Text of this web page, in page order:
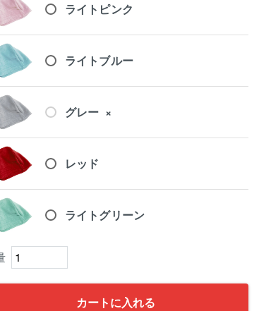
ライトピンク
ライトブルー
グレー ×
レッド
ライトグリーン
カートに入れる